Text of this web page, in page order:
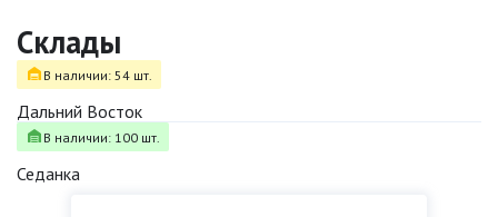
Склады
В наличии: 54 шт.
Дальний Восток
В наличии: 100 шт.
Седанка